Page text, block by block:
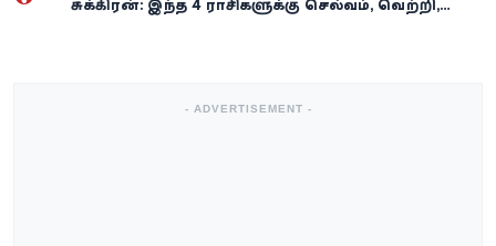
சுக்கிரன்: இந்த 4 ராசிகளுக்கு செல்வம், வெற்றி,
- ADVERTISEMENT -